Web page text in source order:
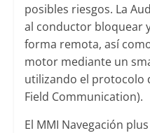
posibles riesgos. La
al conductor bloquear
forma remota, así
motor mediante un
utilizando el protocolo
Field Communication).
El MMI Navegación